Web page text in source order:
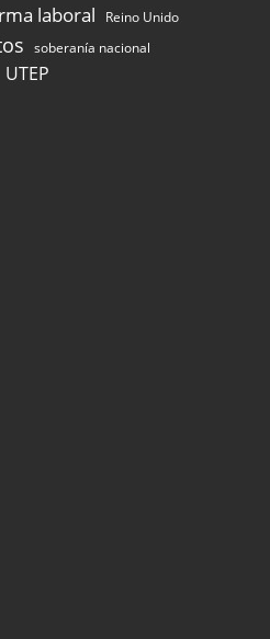
laboral
Reino Unido
soberanía nacional
UTEP